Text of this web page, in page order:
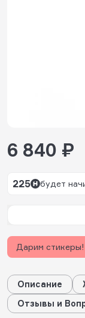
6 840 ₽
225 будет
Дарим стикеры!
Описание
Отзывы и